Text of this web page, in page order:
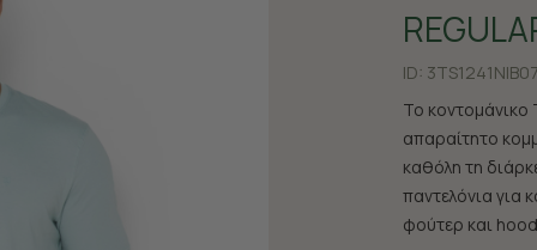
ID:
Το κοντομάνικο
απαραίτητο
καθόλη τη
παντελόνια για
φούτερ και